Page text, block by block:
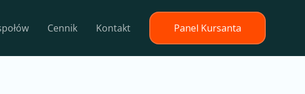
Cennik Kontakt Panel Kursanta